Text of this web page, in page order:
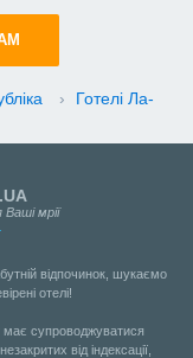
›
Готелі Ла-
мрії
відпочинок, шукаємо
отелі!
має супроводжуватися
від індексації,